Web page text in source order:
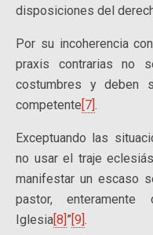
disposiciones del
Por su incoherencia
praxis contrarias no
costumbres y deben
competente[7].
Exceptuando las
no usar el traje
manifestar un escaso
pastor,
Iglesia[8]”[9].